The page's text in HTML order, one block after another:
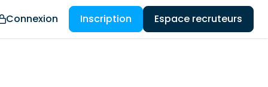
Connexion Inscription Espace recruteurs